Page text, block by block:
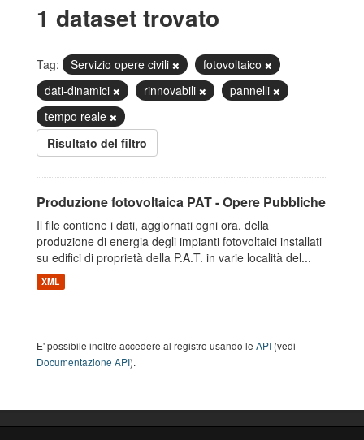
1 dataset trovato
Tag: Servizio opere civili
fotovoltaico
dati-dinamici
rinnovabili
pannelli
tempo reale
Risultato del filtro
Produzione fotovoltaica PAT - Opere Pubbliche
Il file contiene i dati, aggiornati ogni ora, della
produzione di energia degli impianti fotovoltaici installati
su edifici di proprietà della P.A.T. in varie località del...
XML
E' possibile inoltre accedere al registro usando le API (vedi
Documentazione API).